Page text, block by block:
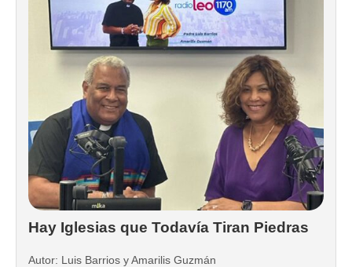
Hay Iglesias que Todavía Tiran Piedras
Autor: Luis Barrios y Amarilis Guzmán